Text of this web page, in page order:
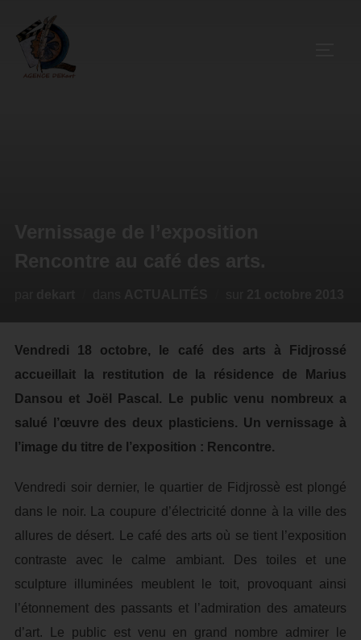
Vendredi 18 octobre, le café des arts à Fidjrossé
accueillait la restitution de la résidence de Marius
Dansou et Joël Pascal. Le public venu nombreux a
salué l’œuvre des deux plasticiens. Un vernissage à
l’image du titre de l’exposition : Rencontre.
Vendredi soir dernier, le quartier de Fidjrossè est plongé
dans le noir. La coupure d’électricité donne à la ville des
allures de désert. Le café des arts où se tient l’exposition
contraste avec le calme ambiant. Des toiles et une
sculpture illuminées meublent le toit, provoquant ainsi
l’étonnement des passants et l’admiration des amateurs
d’art. Le public est venu en grand nombre admirer le